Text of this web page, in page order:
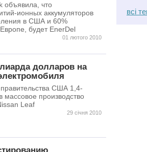
объявила, что
ионных аккумуляторов
в США и 60%
будет EnerDel
01 лютого 2010
долларов на
США 1,4-
массовое производство
Leaf
29 січня 2010
всі